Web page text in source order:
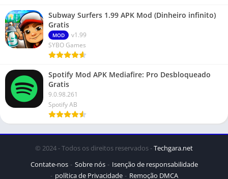
Subway Surfers 1.99 APK Mod (Dinheiro infinito)
Gratis
MOD
v1.99
SYBO Games
Spotify Mod APK Mediafire: Pro Desbloqueado
Gratis
9.0.98.261
Spotify AB
© 2024 - Todos os direitos reservados -Techgara.net
Contate-nos
Sobre nós
Isenção de responsabilidade
política de Privacidade
Remoção DMCA